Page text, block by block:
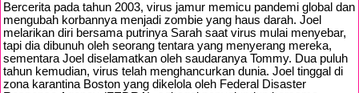
Bercerita pada tahun 2003, virus jamur memicu pandemi global dan
mengubah korbannya menjadi zombie yang haus darah. Joel
melarikan diri bersama putrinya Sarah saat virus mulai menyebar,
tapi dia dibunuh oleh seorang tentara yang menyerang mereka,
sementara Joel diselamatkan oleh saudaranya Tommy. Dua puluh
tahun kemudian, virus telah menghancurkan dunia. Joel tinggal di
zona karantina Boston yang dikelola oleh Federal Disaster